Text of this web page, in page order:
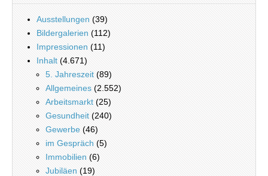
Ausstellungen (39)
Bildergalerien (112)
Impressionen (11)
Inhalt (4.671)
5. Jahreszeit (89)
Allgemeines (2.552)
Arbeitsmarkt (25)
Gesundheit (240)
Gewerbe (46)
im Gespräch (5)
Immobilien (6)
Jubiläen (19)